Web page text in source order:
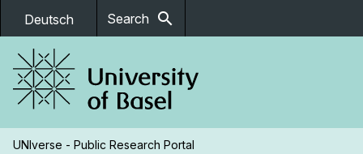
Deutsch Search search
UNIverse - Public Research Portal